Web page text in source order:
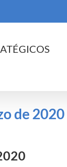
de 2020